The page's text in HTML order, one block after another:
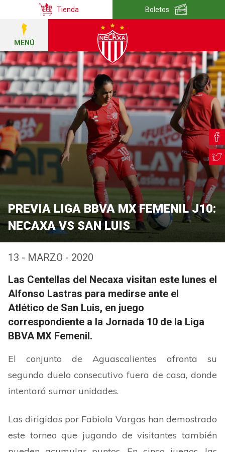
Tienda Boletos
MENÚ
PREVIA LIGA BBVA MX FEMENIL J10:
NECAXA VS SAN LUIS
13 - MARZO - 2020
Las Centellas del Necaxa visitan este lunes el
Alfonso Lastras para medirse ante el
Atlético de San Luis, en juego
correspondiente a la Jornada 10 de la Liga
BBVA MX Femenil.
El conjunto de Aguascalientes afronta su
segundo duelo consecutivo fuera de casa, donde
intentará sumar unidades.
Las dirigidas por Fabiola Vargas han demostrado
este torneo que jugando de visitantes también